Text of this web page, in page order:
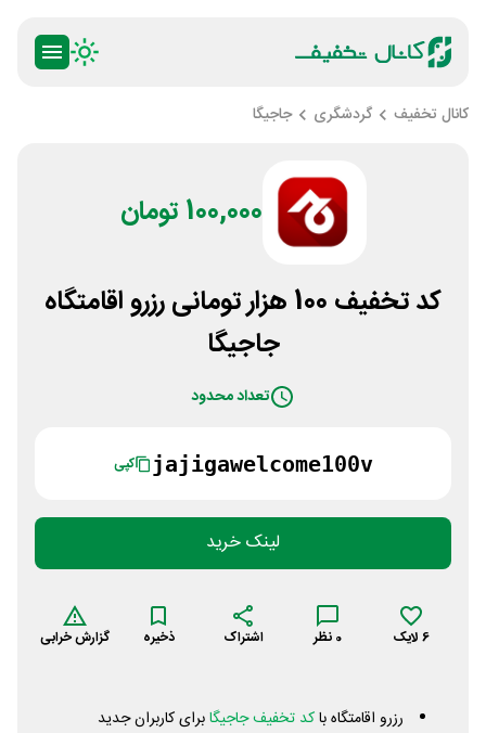
کانال تخفیف گردشگری جاجیگا
100,000 تومان
کد تخفیف 100 هزار تومانی رزرو اقامتگاه
جاجیگا
تعداد محدود
jajigawelcome100v کپی
لینک خرید
6 لایک 0 نظر اشتراک ذخیره گزارش خرابی
رزرو اقامتگاه باکد تخفیف جاجیگابرای کاربران جدید